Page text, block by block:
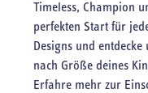
Timeless, Champion
perfekten Start für
Designs und entdecke
nach Größe deines
Erfahre mehr zur